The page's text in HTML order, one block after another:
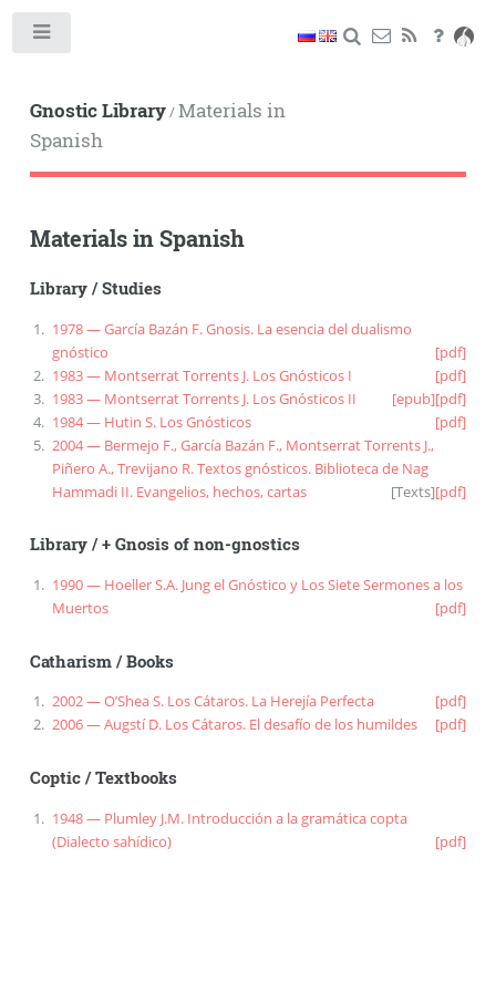
Gnostic Library/Materials in
Spanish
Materials in Spanish
Library/Studies
1978 — García Bazán F. Gnosis. La esencia del dualismo
gnóstico
[pdf]
1983 — Montserrat Torrents J. Los Gnósticos I
[pdf]
1983 — Montserrat Torrents J. Los Gnósticos II
[epub][pdf]
1984 — Hutin S. Los Gnósticos
[pdf]
2004 — Bermejo F., García Bazán F., Montserrat Torrents J.,
Piñero A., Trevijano R. Textos gnósticos. Biblioteca de Nag
Hammadi II. Evangelios, hechos, cartas
[Texts][pdf]
Library/+ Gnosis of non-gnostics
1990 — Hoeller S.A. Jung el Gnóstico y Los Siete Sermones a los
Muertos
[pdf]
Catharism/Books
2002 — O’Shea S. Los Cátaros. La Herejía Perfecta
[pdf]
2006 — Augstí D. Los Cátaros. El desafío de los humildes
[pdf]
Coptic/Textbooks
1948 — Plumley J.M. Introducción a la gramática copta
(Dialecto sahídico)
[pdf]